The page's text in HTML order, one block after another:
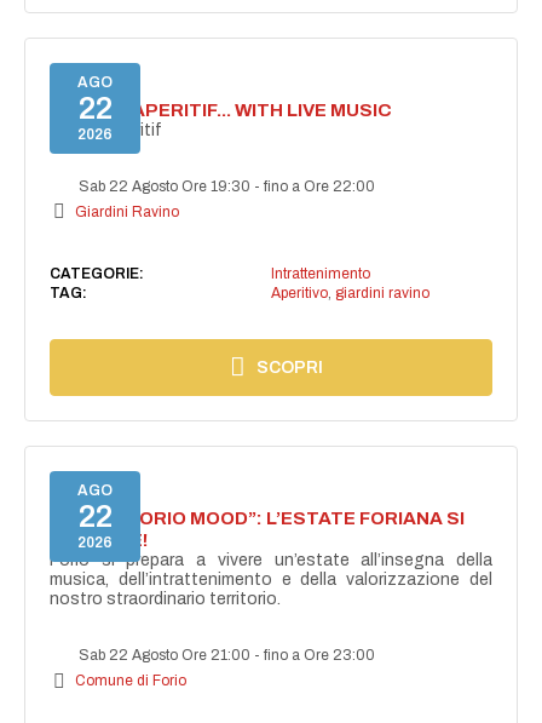
AGO
22
2026
SECRET APERITIF... WITH LIVE MUSIC
Secret aperitif
Sab 22 Agosto Ore 19:30 -fino a Ore 22:00
Giardini Ravino
CATEGORIE:
Intrattenimento
TAG:
Aperitivo, giardini ravino
SCOPRI
AGO
22
2026
NASCE “FORIO MOOD”: L’ESTATE FORIANA SI
ACCENDE!
Forio si prepara a vivere un’estate all’insegna della
musica, dell’intrattenimento e della valorizzazione del
nostro straordinario territorio.
Sab 22 Agosto Ore 21:00 -fino a Ore 23:00
Comune di Forio